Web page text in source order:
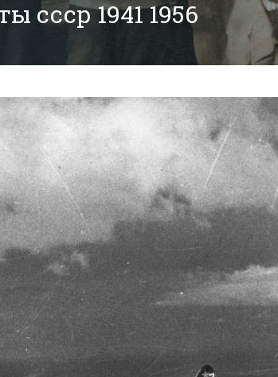
ссср 1941 1956